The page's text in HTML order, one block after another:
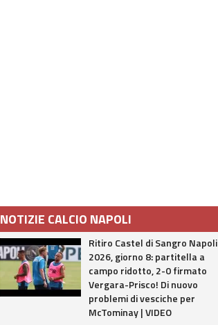
NOTIZIE CALCIO NAPOLI
Ritiro Castel di Sangro Napoli
2026, giorno 8: partitella a
campo ridotto, 2-0 firmato
Vergara-Prisco! Di nuovo
problemi di vesciche per
McTominay | VIDEO